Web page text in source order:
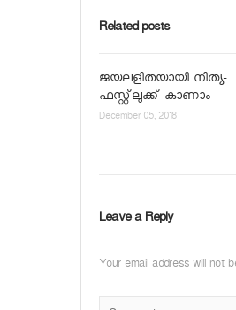
Related posts
ജയലളിതയായി നിത്യ-
ഫസ്റ്റ്‌ലുക്ക് കാണാം
December 05, 2018
Leave a Reply
Your email address will not